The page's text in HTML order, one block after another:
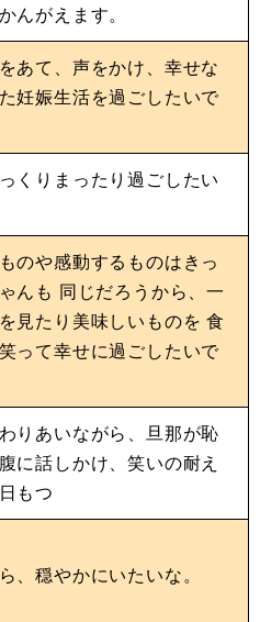
んがえます。
あて、声をかけ、幸せな
妊娠生活を過ごしたいで
くりまったり過ごしたい
のや感動するものはきっ
んも 同じだろうから、一
見たり美味しいものを 食
って幸せに過ごしたいで
りあいながら、旦那が恥
に話しかけ、笑いの耐え
もつ
、穏やかにいたいな。